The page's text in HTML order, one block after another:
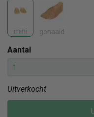
mini genaaid
Aantal
Uitverkocht